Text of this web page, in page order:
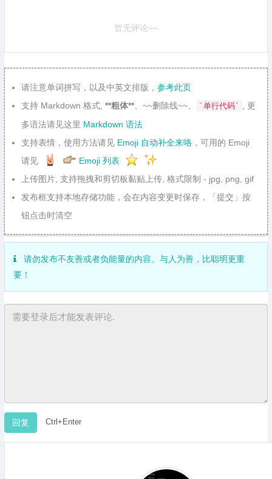
暂无评论~~
请注意单词拼写，以及中英文排版， 参考此页
支持 Markdown 格式, **粗体** 、~~删除线~~、 `单行代码`
, 更
多语法请见这里 Markdown 语法
支持表情，使用方法请见 Emoji 自动补全来咯 ，可用的 Emoji
请见
Emoji 列表
上传图片, 支持拖拽和剪切板黏贴上传, 格式限制 - jpg, png, gif
发布框支持本地存储功能，会在内容变更时保存，「提交」按
钮点击时清空
请勿发布不友善或者负能量的内容。与人为善，比聪明更重
要！
Ctrl+Enter